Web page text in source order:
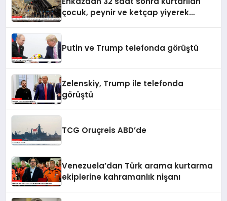
çocuk, peynir ve ketçap yiyerek
Putin ve Trump telefonda görüştü
Zelenskiy, Trump ile telefonda
görüştü
TCG Oruçreis ABD’de
Venezuela’dan Türk arama kurtarma
ekiplerine kahramanlık nişanı